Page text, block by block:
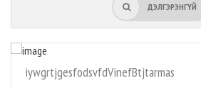
ДЭЛГЭРЭНГҮЙ
iywgrtjgesfodsvfdVinefBtjtarmas